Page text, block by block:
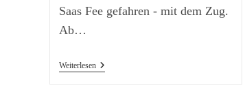
Saas Fee gefahren - mit dem Zug.
Ab…
WeiterlesenParallel(schwung)gesellschaft